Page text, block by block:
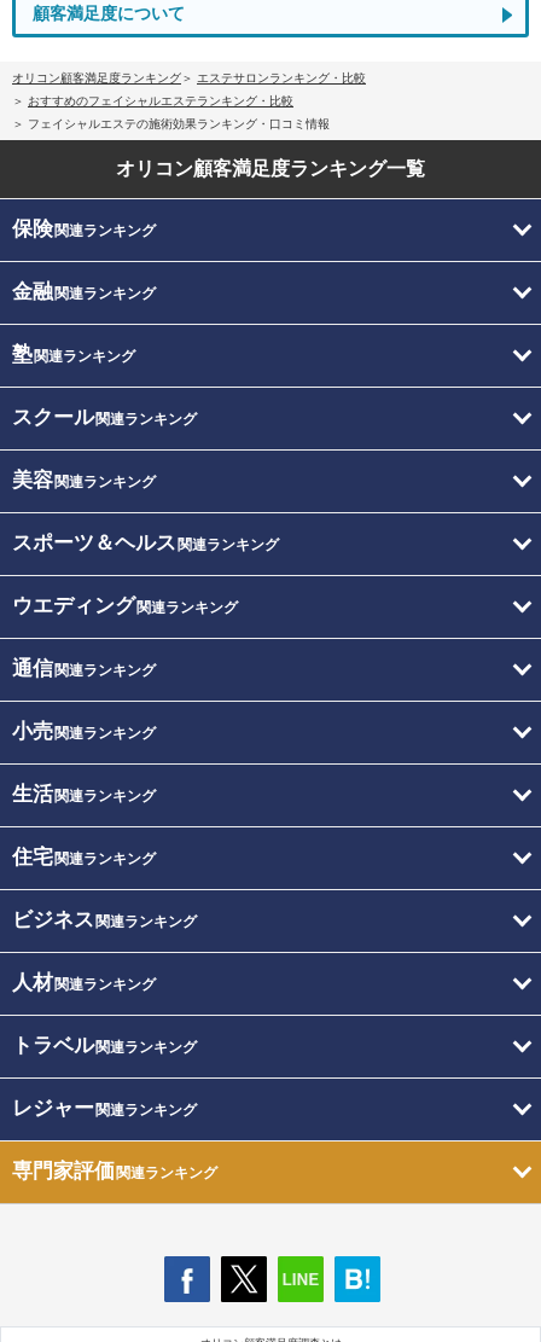
顧客満足度について
オリコン顧客満足度ランキング
エステサロンランキング・比較
おすすめのフェイシャルエステランキング・比較
フェイシャルエステの施術効果ランキング・口コミ情報
オリコン顧客満足度ランキング一覧
保険関連ランキング
金融関連ランキング
塾関連ランキング
スクール関連ランキング
美容関連ランキング
スポーツ＆ヘルス 関連ランキング
ウエディング関連ランキング
通信関連ランキング
小売関連ランキング
生活関連ランキング
住宅関連ランキング
ビジネス 関連ランキング
人材関連ランキング
トラベル関連ランキング
レジャー関連ランキング
専門家評価関連ランキング